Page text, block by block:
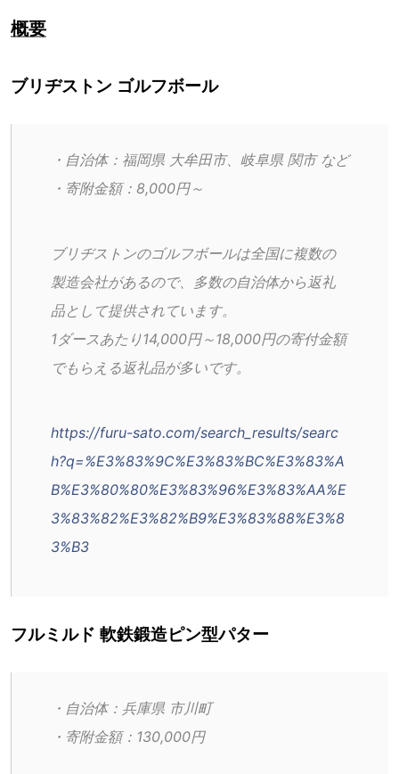
概要
ブリヂストン ゴルフボール
・自治体：福岡県 大牟田市、岐阜県 関市 など
・寄附金額：8,000円～
ブリヂストンのゴルフボールは全国に複数の
製造会社があるので、多数の自治体から返礼
品として提供されています。
1ダースあたり14,000円～18,000円の寄付金額
でもらえる返礼品が多いです。
https://furu-sato.com/search_results/searc
h?q=%E3%83%9C%E3%83%BC%E3%83%A
B%E3%80%80%E3%83%96%E3%83%AA%E
3%83%82%E3%82%B9%E3%83%88%E3%8
3%B3
フルミルド 軟鉄鍛造ピン型パター
・自治体：兵庫県 市川町
・寄附金額：130,000円